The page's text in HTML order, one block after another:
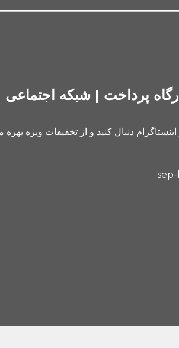
پرداخت | شبکه اجتماعی
اینستاگرام دنبال کنید و از تخفیفات ویژه بهره